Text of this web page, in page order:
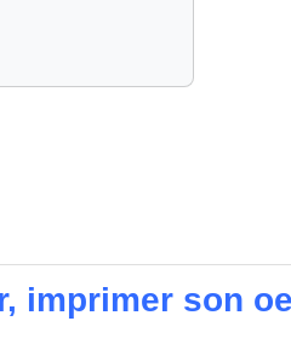
imprimer son